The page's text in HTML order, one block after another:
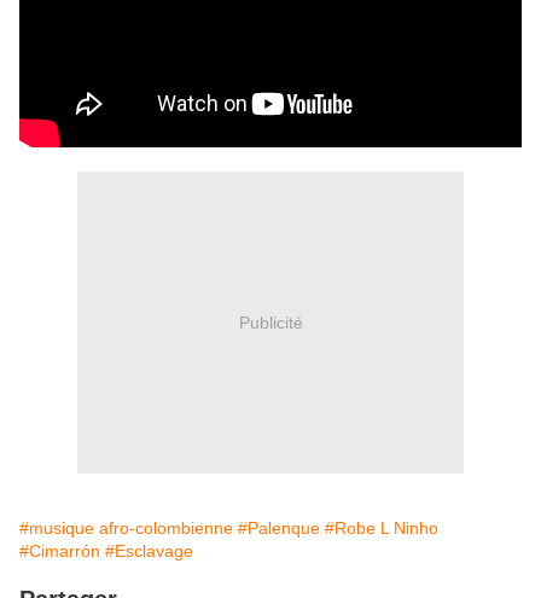
Publicité
#musique afro-colombienne #Palenque #Robe L Ninho
#Cimarrón #Esclavage